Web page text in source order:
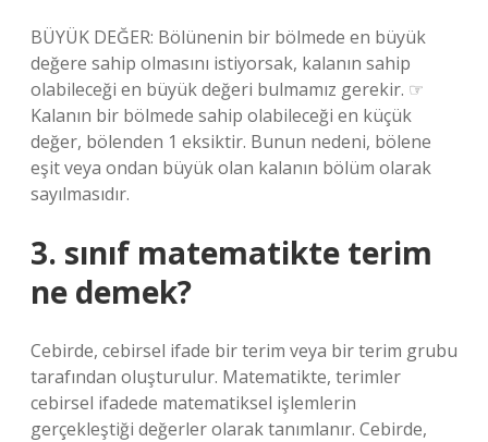
BÜYÜK DEĞER: Bölünenin bir bölmede en büyük
değere sahip olmasını istiyorsak, kalanın sahip
olabileceği en büyük değeri bulmamız gerekir. ☞
Kalanın bir bölmede sahip olabileceği en küçük
değer, bölenden 1 eksiktir. Bunun nedeni, bölene
eşit veya ondan büyük olan kalanın bölüm olarak
sayılmasıdır.
3. sınıf matematikte terim
ne demek?
Cebirde, cebirsel ifade bir terim veya bir terim grubu
tarafından oluşturulur. Matematikte, terimler
cebirsel ifadede matematiksel işlemlerin
gerçekleştiği değerler olarak tanımlanır. Cebirde,